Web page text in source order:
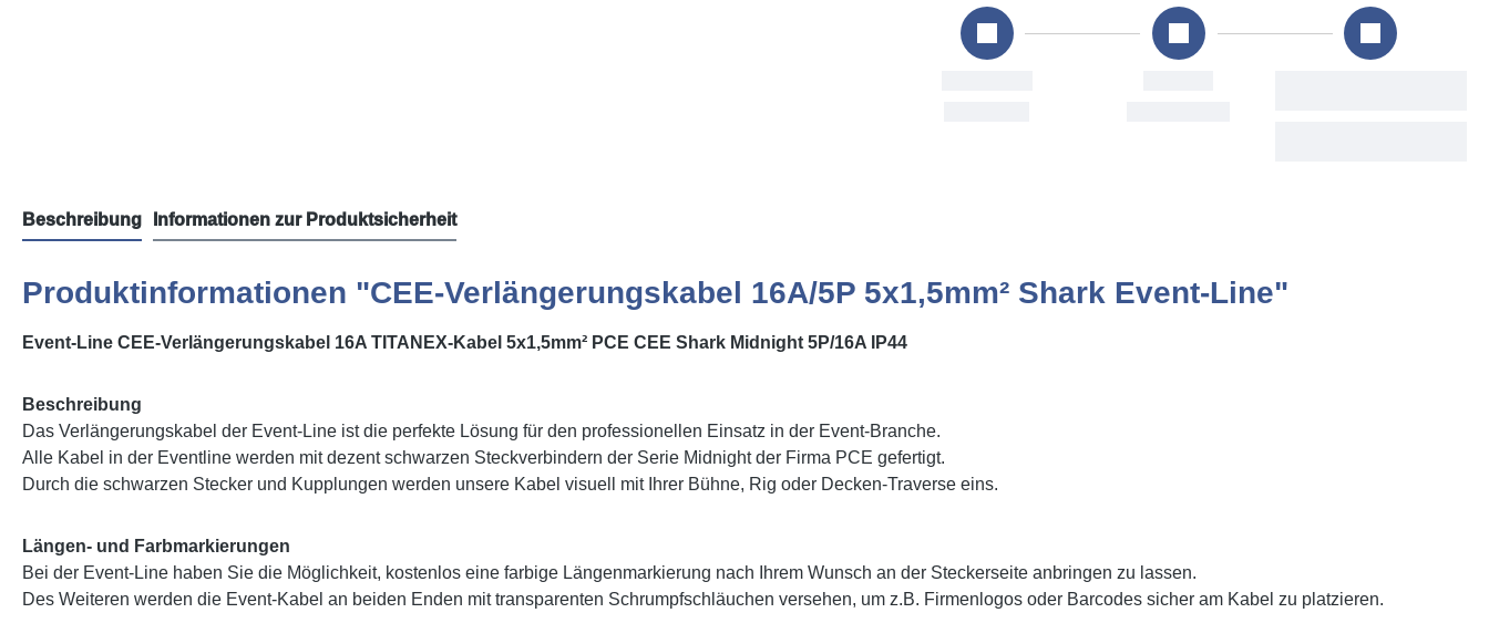
Beschreibung Informationen zur Produktsicherheit
Produktinformationen "CEE-Verlängerungskabel 16A/5P 5x1,5mm² Shark Event-Line"
Event-Line CEE-Verlängerungskabel 16A TITANEX-Kabel 5x1,5mm² PCE CEE Shark Midnight 5P/16A IP44
Beschreibung
Das Verlängerungskabel der Event-Line ist die perfekte Lösung für den professionellen Einsatz in der Event-Branche.
Alle Kabel in der Eventline werden mit dezent schwarzen Steckverbindern der Serie Midnight der Firma PCE gefertigt.
Durch die schwarzen Stecker und Kupplungen werden unsere Kabel visuell mit Ihrer Bühne, Rig oder Decken-Traverse eins.
Längen- und Farbmarkierungen
Bei der Event-Line haben Sie die Möglichkeit, kostenlos eine farbige Längenmarkierung nach Ihrem Wunsch an der Steckerseite anbringen zu lassen.
Des Weiteren werden die Event-Kabel an beiden Enden mit transparenten Schrumpfschläuchen versehen, um z.B. Firmenlogos oder Barcodes sicher am Kabel zu platzieren.